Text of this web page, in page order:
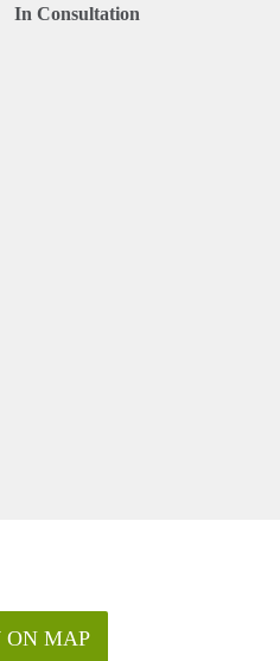
In Consultation
ON MAP